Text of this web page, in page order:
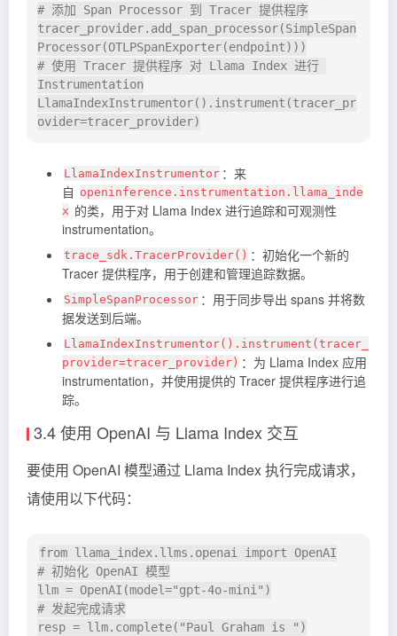
# 添加 Span Processor 到 Tracer 提供程序
tracer_provider.add_span_processor(SimpleSpan
Processor(OTLPSpanExporter(endpoint)))
# 使用 Tracer 提供程序 对 Llama Index 进行
Instrumentation
LlamaIndexInstrumentor().instrument(tracer_pr
LlamaIndexInstrumentor ：来
自 openinference.instrumentation.llama_inde
x 的类，用于对 Llama Index 进行追踪和可观测性
instrumentation。
trace_sdk.TracerProvider() ：初始化一个新的
Tracer 提供程序，用于创建和管理追踪数据。
SimpleSpanProcessor ：用于同步导出 spans 并将数
据发送到后端。
LlamaIndexInstrumentor().instrument(tracer_
provider=tracer_provider) ：为 Llama Index 应用
instrumentation，并使用提供的 Tracer 提供程序进行追
踪。
3.4 使用 OpenAI 与 Llama Index 交互
要使用 OpenAI 模型通过 Llama Index 执行完成请求，
请使用以下代码：
from llama_index.llms.openai import OpenAI
# 初始化 OpenAI 模型
llm = OpenAI(model="gpt-4o-mini")
# 发起完成请求
resp = llm.complete("Paul Graham is ")